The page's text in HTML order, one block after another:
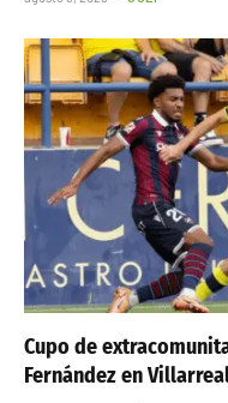
Cupo de
Fernández en